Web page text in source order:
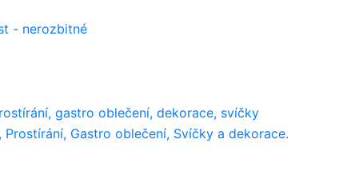
- nerozbitné
gastro oblečení, dekorace, svíčky
Gastro oblečení, Svíčky a dekorace.